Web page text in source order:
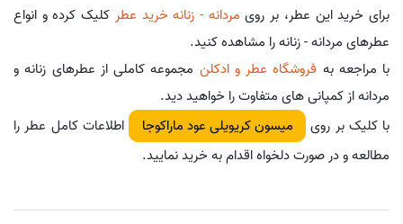
برای خرید این عطر، بر روی مردانه - زنانه خرید عطر کلیک کرده و انواع
عطرهای مردانه - زنانه را مشاهده کنید.
با مراجعه به فروشگاه عطر و ادکلن مجموعه کاملی از عطرهای زنانه و
مردانه از کمپانی های متفاوت را خواهید دید.
با کلیک بر روی
میسون کریویلی عود ماراکوجا
اطلاعات کامل عطر را
مطالعه و در صورت دلخواه اقدام به خرید نمایید.